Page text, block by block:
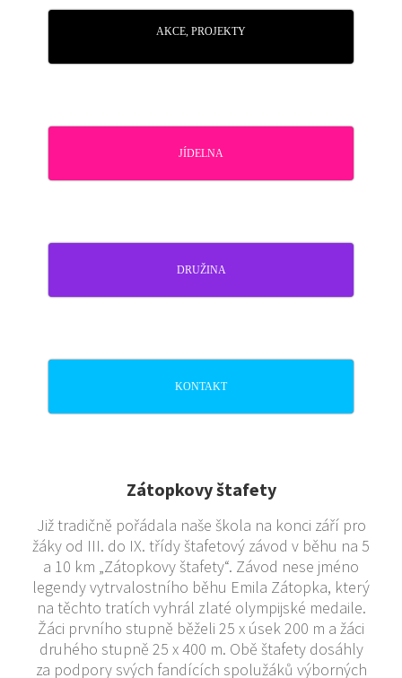
AKCE, PROJEKTY
JÍDELNA
DRUŽINA
KONTAKT
Zátopkovy štafety
Již tradičně pořádala naše škola na konci září pro
žáky od III. do IX. třídy štafetový závod v běhu na 5
a 10 km „Zátopkovy štafety“. Závod nese jméno
legendy vytrvalostního běhu Emila Zátopka, který
na těchto tratích vyhrál zlaté olympijské medaile.
Žáci prvního stupně běželi 25 x úsek 200 m a žáci
druhého stupně 25 x 400 m. Obě štafety dosáhly
za podpory svých fandících spolužáků výborných